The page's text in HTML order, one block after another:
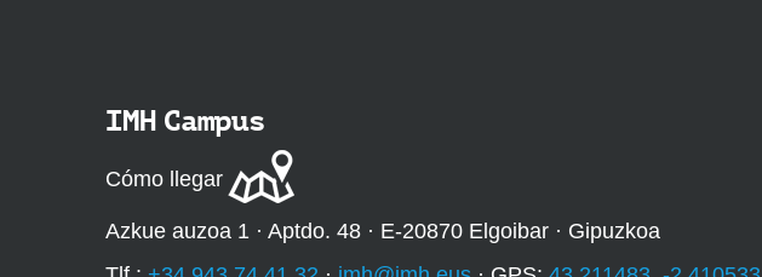
IMH Campus
Cómo llegar
Azkue auzoa 1 · Aptdo. 48 · E-20870 Elgoibar · Gipuzkoa